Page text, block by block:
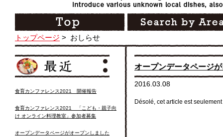
トップページ > おしらせ
オープンデータページ
2016.03.08
Désolé, cet article est
食育カンファレンス2021 開催報告
食育カンファレンス2021 「こども・親子向
け オンライン料理教室」参加者募集
オープンデータページがオープンしました